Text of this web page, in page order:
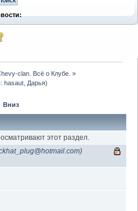
clan. Всё о Клубе. »
hasaut Дарья)
Вниз
этот раздел.